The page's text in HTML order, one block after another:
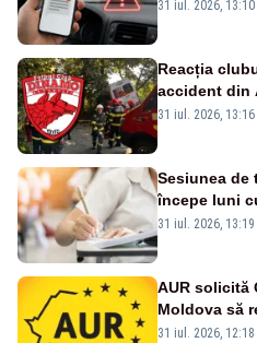
noi metode
31 iul. 2026, 13:10
Reacția
accident din
ului medical
31 iul. 2026, 13:16
Sesiunea de
începe luni
orale la
31 iul. 2026, 13:19
AUR solicită
Moldova să
concertului
31 iul. 2026, 12:18